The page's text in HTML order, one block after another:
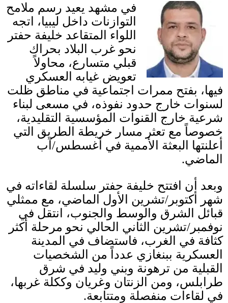
في مشهد يعيد رسم ملامح
التوازنات داخل ليبيا، اتجه
اللواء المتقاعد خليفة حفتر
نحو غرب البلاد بحراك
قبلي متسارع، محاولاً
تعويض غيابه العسكري
فيها، بفتح ممرات اجتماعية في مناطق ظلت
لسنوات خارج حدود نفوذه، في مسعى لبناء
شرعية خارج القنوات المؤسسية التقليدية،
خصوصاً مع تعثر مسار خريطة الطريق التي
أعلنتها البعثة الأممية في أغسطس/ آب
الماضي.
وبعد أن افتتح خليفة حفتر سلسلة لقاءاته في
شهر أكتوبر /تشرين الأول الماضي، مع ممثلي
قبائل الشرق والوسط والجنوب، انتقل في
نوفمبر /تشرين الثاني الحالي نحو مرحلة أكثر
كثافة في الغرب، فاستضاف في المدينة
العسكرية ببنغازي عدداً من الشخصيات
القبلية من ترهونة وبني وليد في شرق
طرابلس، ومن الزنتان وغريان وككلة غربها،
في لقاءات منفصلة ومتتابعة.